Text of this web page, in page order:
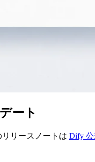
ート
リリースノートは Dify 公